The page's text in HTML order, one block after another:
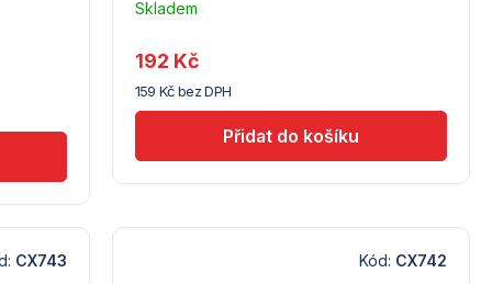
Skladem
dodavatele
(10)
159 Kč bez DPH
192 Kč
CX743 Kód: CX742